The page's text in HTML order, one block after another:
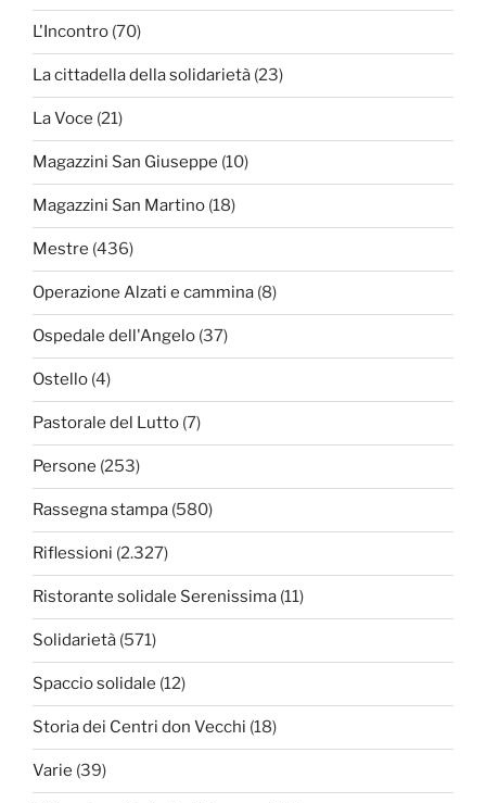
L'Incontro (70)
La cittadella della solidarietà (23)
La Voce (21)
Magazzini San Giuseppe (10)
Magazzini San Martino (18)
Mestre (436)
Operazione Alzati e cammina (8)
Ospedale dell'Angelo (37)
Ostello (4)
Pastorale del Lutto (7)
Persone (253)
Rassegna stampa (580)
Riflessioni (2.327)
Ristorante solidale Serenissima (11)
Solidarietà (571)
Spaccio solidale (12)
Storia dei Centri don Vecchi (18)
Varie (39)